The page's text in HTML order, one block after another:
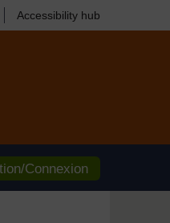
Accessibility hub
Connexion